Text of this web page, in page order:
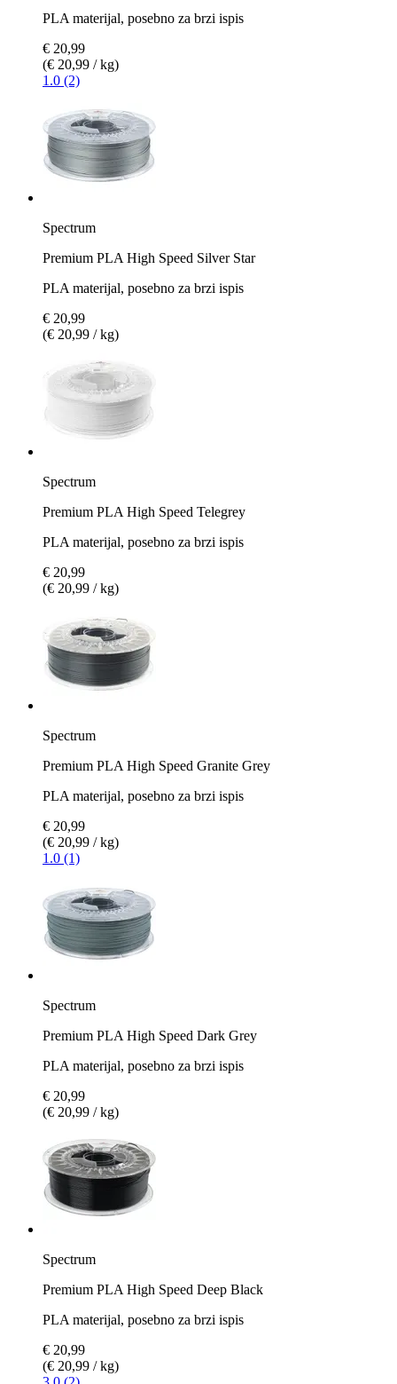
PLA materijal, posebno za brzi ispis
€ 20,99
(€ 20,99 / kg)
1.0 (2)
Spectrum
Premium PLA High Speed Silver Star
PLA materijal, posebno za brzi ispis
€ 20,99
(€ 20,99 / kg)
Spectrum
Premium PLA High Speed Telegrey
PLA materijal, posebno za brzi ispis
€ 20,99
(€ 20,99 / kg)
Spectrum
Premium PLA High Speed Granite Grey
PLA materijal, posebno za brzi ispis
€ 20,99
(€ 20,99 / kg)
1.0 (1)
Spectrum
Premium PLA High Speed Dark Grey
PLA materijal, posebno za brzi ispis
€ 20,99
(€ 20,99 / kg)
Spectrum
Premium PLA High Speed Deep Black
PLA materijal, posebno za brzi ispis
€ 20,99
(€ 20,99 / kg)